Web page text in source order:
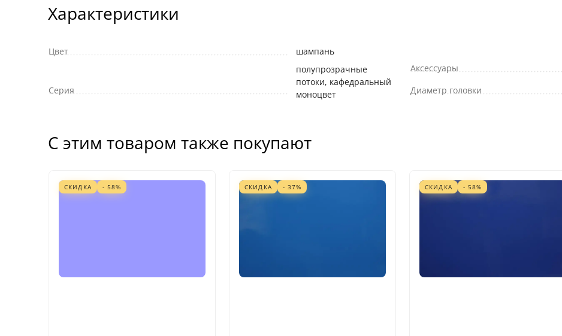
Характеристики
Цвет шампань
Серия
полупрозрачные
потоки, кафедральный
моноцвет
Аксессуары
Диаметр головки
С этим товаром также покупают
СКИДКА - 58% СКИДКА - 37% СКИДКА - 58%